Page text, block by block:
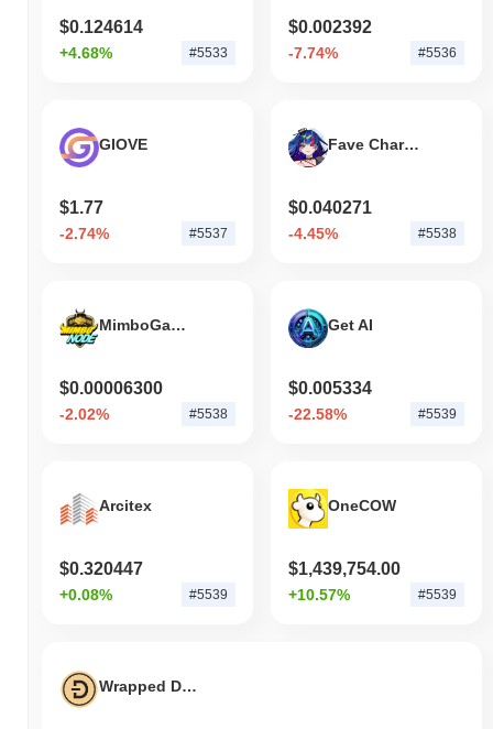
$0.124614
+4.68% #5533
$0.002392
-7.74% #5536
GIOVE
$1.77
-2.74% #5537
Fave Character Token
$0.040271
-4.45% #5538
MimboGameGroup
$0.00006300
-2.02% #5538
Get AI
$0.005334
-22.58% #5539
Arcitex
$0.320447
+0.08% #5539
OneCOW
$1,439,754.00
+10.57% #5539
Wrapped Dogecoin